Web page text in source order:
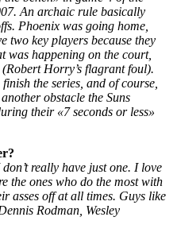
An archaic rule basically
Phoenix was going home,
two key players because they
was happening on the court,
Horry’s flagrant foul).
the series, and of course,
obstacle the Suns
their «7 seconds or less»
really have just one. I love
the ones who do the most with
asses off at all times. Guys like
Rodman, Wesley